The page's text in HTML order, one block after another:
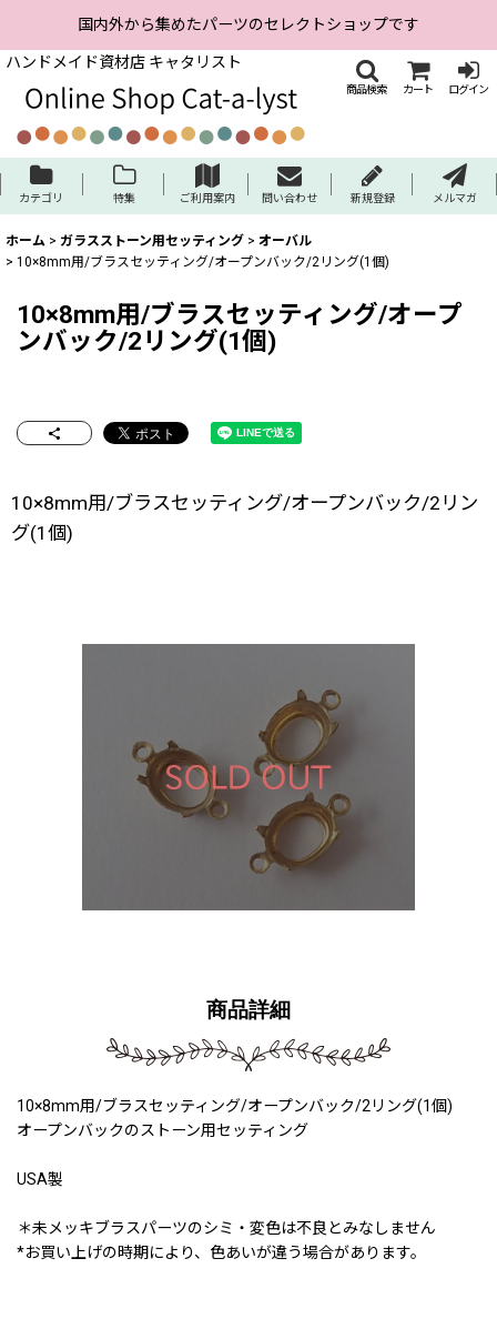
国内外から集めたパーツのセレクトショップです
ハンドメイド資材店 キャタリスト
商品検索 カート ログイン
カテゴリ 特集 ご利用案内 問い合わせ 新規登録 メルマガ
ホーム > ガラスストーン用セッティング > オーバル
> 10×8mm用/ブラスセッティング/オープンバック/2リング(1個)
10×8mm用/ブラスセッティング/オープ
ンバック/2リング(1個)
10×8mm用/ブラスセッティング/オープンバック/2リン
グ(1個)
商品詳細
10×8mm用/ブラスセッティング/オープンバック/2リング(1個)
オープンバックのストーン用セッティング
USA製
＊未メッキブラスパーツのシミ・変色は不良とみなしません
*お買い上げの時期により、色あいが違う場合があります。